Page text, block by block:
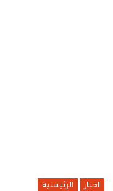
اخبار الرئيسية